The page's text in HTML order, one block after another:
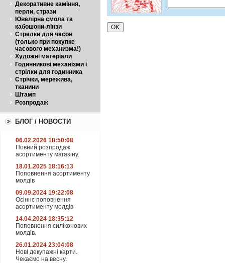
Декоративне каміння,
перли, стрази
Ювелірна смола та
кабошони-лінзи
Стрелки для часов
(только при покупке
часового механизма!)
Художні матеріали
Годинникові механізми і
стрілки для годинника
Стрічки, мережива,
тканини
Штамп
Розпродаж
БЛОГ / НОВОСТИ
06.02.2026 18:50:08
Повний розпродаж
асортименту магазіну.
18.01.2025 18:16:13
Поповнення асортименту
молдів
09.09.2024 19:22:08
Осіннє поповнення
асортименту молдів
14.04.2024 18:35:12
Поповнення силіконових
молдів.
26.01.2024 23:04:08
НовІ декупажні карти.
Чекаємо на весну.